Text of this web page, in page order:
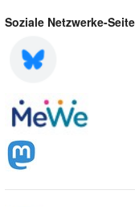
Soziale Netzwerke-